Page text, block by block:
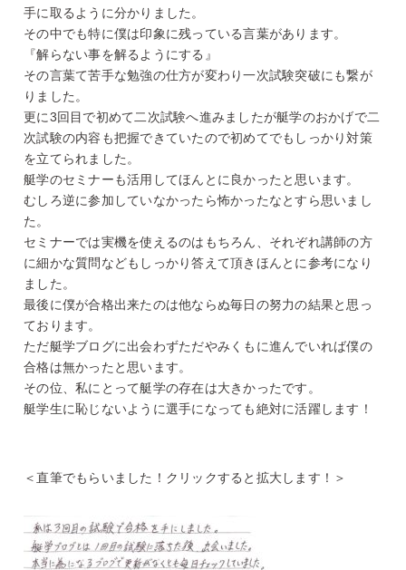
手に取るように分かりました。
その中でも特に僕は印象に残っている言葉があります。
『解らない事を解るようにする』
その言葉て苦手な勉強の仕方が変わり一次試験突破にも繋が
りました。
更に3回目で初めて二次試験へ進みましたが艇学のおかげで二
次試験の内容も把握できていたので初めてでもしっかり対策
を立てられました。
艇学のセミナーも活用してほんとに良かったと思います。
むしろ逆に参加していなかったら怖かったなとすら思いまし
た。
セミナーでは実機を使えるのはもちろん、それぞれ講師の方
に細かな質問などもしっかり答えて頂きほんとに参考になり
ました。
最後に僕が合格出来たのは他ならぬ毎日の努力の結果と思っ
ております。
ただ艇学ブログに出会わずただやみくもに進んでいれば僕の
合格は無かったと思います。
その位、私にとって艇学の存在は大きかったです。
艇学生に恥じないように選手になっても絶対に活躍します！
＜直筆でもらいました！クリックすると拡大します！＞